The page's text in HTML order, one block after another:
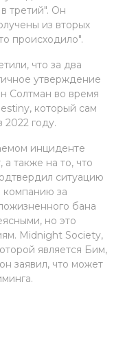
третий". Он
из вторых
происходило".
что за два
утверждение
Солтман во время
который сам
году.
инциденте
а также на то, что
ситуацию
компанию за
бана
но это
Midnight Society,
является Бим,
заявил, что может